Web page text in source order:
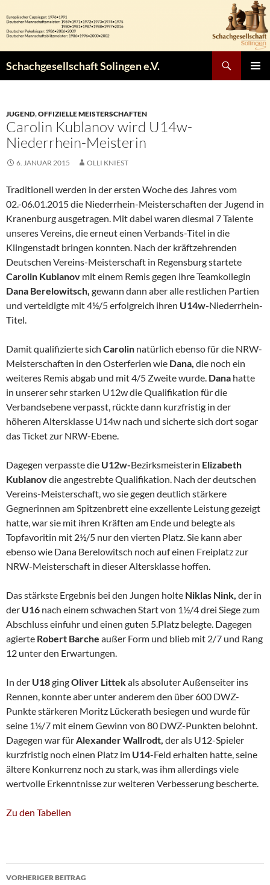
Inhalt
springen
Schachgesellschaft Solingen e.V.
JUGEND,OFFIZIELLE MEISTERSCHAFTEN
Carolin Kublanov wird U14w-
Niederrhein-Meisterin
6. JANUAR 2015 OLLI KNIEST
Traditionell werden in der ersten Woche des Jahres vom
02.-06.01.2015 die Niederrhein-Meisterschaften der Jugend in
Kranenburg ausgetragen. Mit dabei waren diesmal 7 Talente
unseres Vereins, die erneut einen Verbands-Titel in die
Klingenstadt bringen konnten. Nach der kräftzehrenden
Deutschen Vereins-Meisterschaft in Regensburg startete
Carolin Kublanov mit einem Remis gegen ihre Teamkollegin
Dana Berelowitsch, gewann dann aber alle restlichen Partien
und verteidigte mit 4½/5 erfolgreich ihren U14w-Niederrhein-
Titel.
Damit qualifizierte sich Carolin natürlich ebenso für die NRW-
Meisterschaften in den Osterferien wie Dana, die noch ein
weiteres Remis abgab und mit 4/5 Zweite wurde. Dana hatte
in unserer sehr starken U12w die Qualifikation für die
Verbandsebene verpasst, rückte dann kurzfristig in der
höheren Altersklasse U14w nach und sicherte sich dort sogar
das Ticket zur NRW-Ebene.
Dagegen verpasste die U12w-Bezirksmeisterin Elizabeth
Kublanovdie angestrebte Qualifikation. Nach der deutschen
Vereins-Meisterschaft, wo sie gegen deutlich stärkere
Gegnerinnen am Spitzenbrett eine exzellente Leistung gezeigt
hatte, war sie mit ihren Kräften am Ende und belegte als
Topfavoritin mit 2½/5 nur den vierten Platz. Sie kann aber
ebenso wie Dana Berelowitsch noch auf einen Freiplatz zur
NRW-Meisterschaft in dieser Altersklasse hoffen.
Das stärkste Ergebnis bei den Jungen holte Niklas Nink, der in
der U16 nach einem schwachen Start von 1½/4 drei Siege zum
Abschluss einfuhr und einen guten 5.Platz belegte. Dagegen
agierte Robert Barche außer Form und blieb mit 2/7 und Rang
12 unter den Erwartungen.
In der U18gingOliver Littekals absoluter Außenseiter ins
Rennen, konnte aber unter anderem den über 600 DWZ-
Punkte stärkeren Moritz Lückerath besiegen und wurde für
seine 1½/7 mit einem Gewinn von 80 DWZ-Punkten belohnt.
Dagegen war fürAlexander Wallrodt, der als U12-Spieler
kurzfristig noch einen Platz im U14-Feld erhalten hatte, seine
ältere Konkurrenz noch zu stark, was ihm allerdings viele
wertvolle Erkenntnisse zur weiteren Verbesserung bescherte.
Zu den Tabellen
Beitragsnavigation
VORHERIGER BEITRAG